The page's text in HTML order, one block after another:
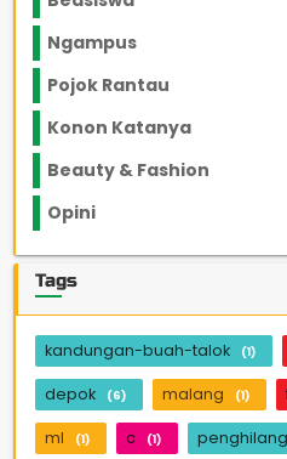
Ngampus
Pojok Rantau
Konon Katanya
Beauty & Fashion
Opini
Tags
kandungan-buah-talok (1)
depok (6) malang (1)
ml (1) c (1)